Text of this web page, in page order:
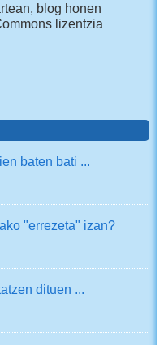
blog honen
lizentzia
baten bati ...
"errezeta" izan?
dituen ...